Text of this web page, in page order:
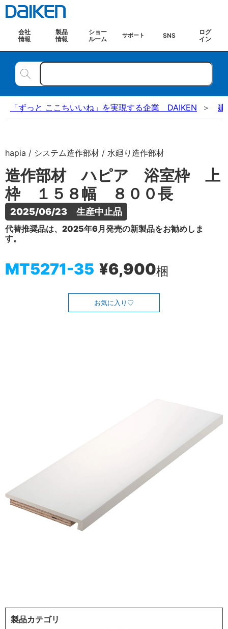
会社
情報
製品
情報
ショー
ルーム
サポート SNS
ログ
イン
「ずっと ここちいいね」を実現する企業 DAIKEN 建
hapia / システム造作部材 / 水廻り造作部材
造作部材 ハピア 浴室枠 上
枠 １５８幅 ８００長
2025/06/23　生産中止品
代替推奨品は、2025年6月発売の新製品をお勧めしま
す。
MT5271-35 ¥6,900梱
お気に入り
製品カテゴリ